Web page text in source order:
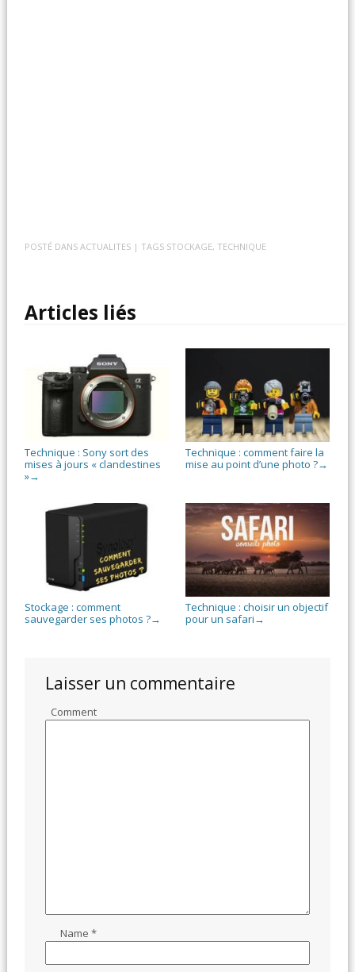
POSTÉ DANSACTUALITES | TAGS STOCKAGE, TECHNIQUE
Articles liés
Technique : Sony sort des
mises à jours « clandestines
»→
Technique : comment faire la
mise au point d’une photo ?→
Stockage : comment
sauvegarder ses photos ?→
Technique : choisir un objectif
pour un safari →
Laisser un commentaire
Comment
Name*